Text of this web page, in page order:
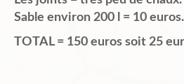
Sable environ 200 l = 10 euros.
TOTAL = 150 euros soit 25